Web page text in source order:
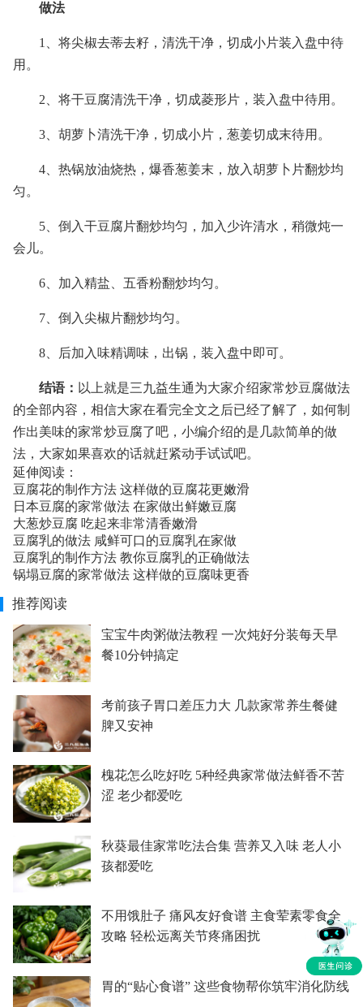
做法
1、将尖椒去蒂去籽，清洗干净，切成小片装入盘中待
用。
2、将干豆腐清洗干净，切成菱形片，装入盘中待用。
3、胡萝卜清洗干净，切成小片，葱姜切成末待用。
4、热锅放油烧热，爆香葱姜末，放入胡萝卜片翻炒均
匀。
5、倒入干豆腐片翻炒均匀，加入少许清水，稍微炖一
会儿。
6、加入精盐、五香粉翻炒均匀。
7、倒入尖椒片翻炒均匀。
8、后加入味精调味，出锅，装入盘中即可。
结语： 以上就是三九益生通为大家介绍家常炒豆腐做法
的全部内容，相信大家在看完全文之后已经了解了，如何制
作出美味的家常炒豆腐了吧，小编介绍的是几款简单的做
法，大家如果喜欢的话就赶紧动手试试吧。
延伸阅读：
豆腐花的制作方法 这样做的豆腐花更嫩滑
日本豆腐的家常做法 在家做出鲜嫩豆腐
大葱炒豆腐 吃起来非常清香嫩滑
豆腐乳的做法 咸鲜可口的豆腐乳在家做
豆腐乳的制作方法 教你豆腐乳的正确做法
锅塌豆腐的家常做法 这样做的豆腐味更香
推荐阅读
宝宝牛肉粥做法教程 一次炖好分装每天早
餐10分钟搞定
考前孩子胃口差压力大 几款家常养生餐健
脾又安神
槐花怎么吃好吃 5种经典家常做法鲜香不苦
涩 老少都爱吃
秋葵最佳家常吃法合集 营养又入味 老人小
孩都爱吃
不用饿肚子 痛风友好食谱 主食荤素零食全
攻略 轻松远离关节疼痛困扰
胃的“贴心食谱” 这些食物帮你筑牢消化防线